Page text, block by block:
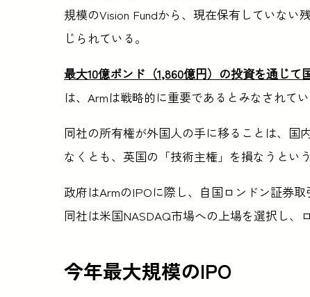
規模のVision Fundから、現在保有していない
じられている。
最大10億ポンド（1,860億円）の投資を通じ
は、Armは戦略的に重要であるとみなされてい
同社の所有権が外国人の手に移ることは、国
なくとも、英国の「技術主権」を損なうとい
政府はArmのIPOに際し、自国ロンドン証券
同社は米国NASDAQ市場への上場を選択し、
今年最大規模のIPO